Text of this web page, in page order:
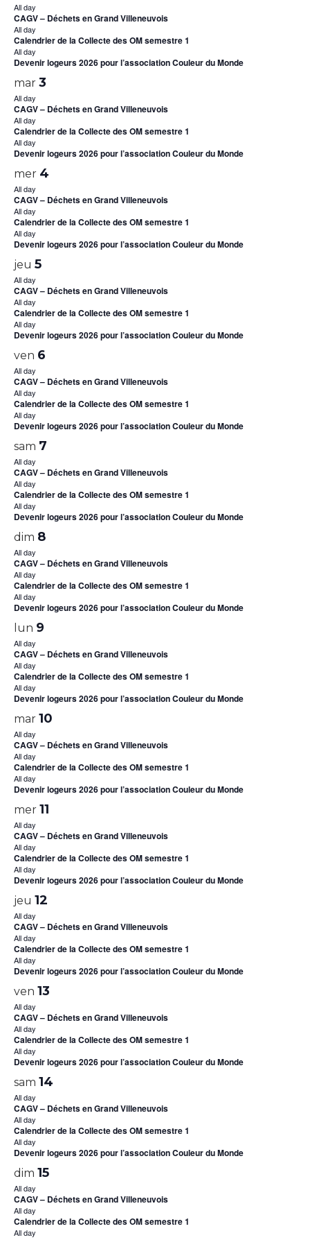
All day
CAGV – Déchets en Grand Villeneuvois
All day
Calendrier de la Collecte des OM semestre 1
All day
Devenir logeurs 2026 pour l’association Couleur du Monde
mar 3
All day
CAGV – Déchets en Grand Villeneuvois
All day
Calendrier de la Collecte des OM semestre 1
All day
Devenir logeurs 2026 pour l’association Couleur du Monde
mer 4
All day
CAGV – Déchets en Grand Villeneuvois
All day
Calendrier de la Collecte des OM semestre 1
All day
Devenir logeurs 2026 pour l’association Couleur du Monde
jeu 5
All day
CAGV – Déchets en Grand Villeneuvois
All day
Calendrier de la Collecte des OM semestre 1
All day
Devenir logeurs 2026 pour l’association Couleur du Monde
ven 6
All day
CAGV – Déchets en Grand Villeneuvois
All day
Calendrier de la Collecte des OM semestre 1
All day
Devenir logeurs 2026 pour l’association Couleur du Monde
sam 7
All day
CAGV – Déchets en Grand Villeneuvois
All day
Calendrier de la Collecte des OM semestre 1
All day
Devenir logeurs 2026 pour l’association Couleur du Monde
dim 8
All day
CAGV – Déchets en Grand Villeneuvois
All day
Calendrier de la Collecte des OM semestre 1
All day
Devenir logeurs 2026 pour l’association Couleur du Monde
lun 9
All day
CAGV – Déchets en Grand Villeneuvois
All day
Calendrier de la Collecte des OM semestre 1
All day
Devenir logeurs 2026 pour l’association Couleur du Monde
mar 10
All day
CAGV – Déchets en Grand Villeneuvois
All day
Calendrier de la Collecte des OM semestre 1
All day
Devenir logeurs 2026 pour l’association Couleur du Monde
mer 11
All day
CAGV – Déchets en Grand Villeneuvois
All day
Calendrier de la Collecte des OM semestre 1
All day
Devenir logeurs 2026 pour l’association Couleur du Monde
jeu 12
All day
CAGV – Déchets en Grand Villeneuvois
All day
Calendrier de la Collecte des OM semestre 1
All day
Devenir logeurs 2026 pour l’association Couleur du Monde
ven 13
All day
CAGV – Déchets en Grand Villeneuvois
All day
Calendrier de la Collecte des OM semestre 1
All day
Devenir logeurs 2026 pour l’association Couleur du Monde
sam 14
All day
CAGV – Déchets en Grand Villeneuvois
All day
Calendrier de la Collecte des OM semestre 1
All day
Devenir logeurs 2026 pour l’association Couleur du Monde
dim 15
All day
CAGV – Déchets en Grand Villeneuvois
All day
Calendrier de la Collecte des OM semestre 1
All day